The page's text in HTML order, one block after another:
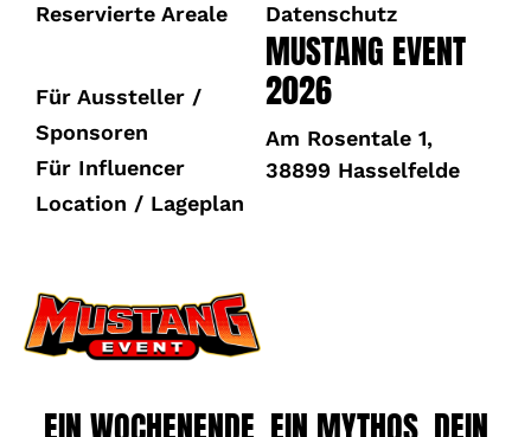
Reservierte Areale
Datenschutz
Für Aussteller /
Sponsoren
Für Influencer
Location / Lageplan
MUSTANG EVENT
2026
Am Rosentale 1,
38899 Hasselfelde